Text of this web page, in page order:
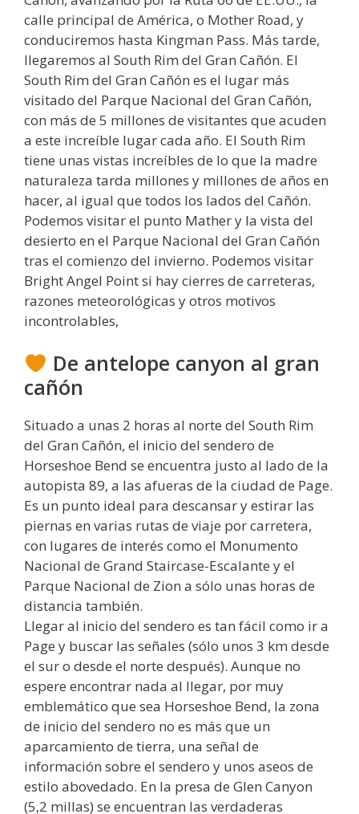
calle principal de América, o Mother Road, y
conduciremos hasta Kingman Pass. Más tarde,
llegaremos al South Rim del Gran Cañón. El
South Rim del Gran Cañón es el lugar más
visitado del Parque Nacional del Gran Cañón,
con más de 5 millones de visitantes que acuden
a este increíble lugar cada año. El South Rim
tiene unas vistas increíbles de lo que la madre
naturaleza tarda millones y millones de años en
hacer, al igual que todos los lados del Cañón.
Podemos visitar el punto Mather y la vista del
desierto en el Parque Nacional del Gran Cañón
tras el comienzo del invierno. Podemos visitar
Bright Angel Point si hay cierres de carreteras,
razones meteorológicas y otros motivos
incontrolables,
De antelope canyon al gran
cañón
Situado a unas 2 horas al norte del South Rim
del Gran Cañón, el inicio del sendero de
Horseshoe Bend se encuentra justo al lado de la
autopista 89, a las afueras de la ciudad de Page.
Es un punto ideal para descansar y estirar las
piernas en varias rutas de viaje por carretera,
con lugares de interés como el Monumento
Nacional de Grand Staircase-Escalante y el
Parque Nacional de Zion a sólo unas horas de
distancia también.
Llegar al inicio del sendero es tan fácil como ir a
Page y buscar las señales (sólo unos 3 km desde
el sur o desde el norte después). Aunque no
espere encontrar nada al llegar, por muy
emblemático que sea Horseshoe Bend, la zona
de inicio del sendero no es más que un
aparcamiento de tierra, una señal de
información sobre el sendero y unos aseos de
estilo abovedado. En la presa de Glen Canyon
(5,2 millas) se encuentran las verdaderas